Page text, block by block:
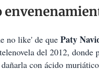
no like' de que Paty
del 2012,
con ácido